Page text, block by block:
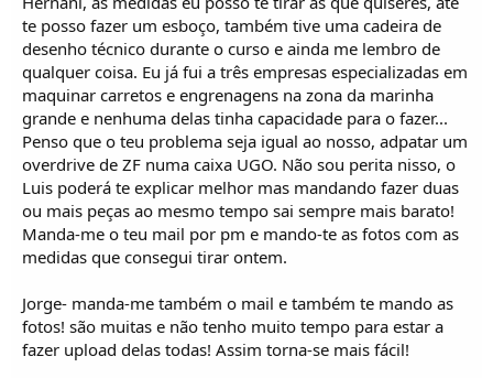
te posso fazer um esboço, também tive uma cadeira de
desenho técnico durante o curso e ainda me lembro de
qualquer coisa. Eu já fui a três empresas especializadas em
maquinar carretos e engrenagens na zona da marinha
grande e nenhuma delas tinha capacidade para o fazer...
Penso que o teu problema seja igual ao nosso, adpatar um
overdrive de ZF numa caixa UGO. Não sou perita nisso, o
Luis poderá te explicar melhor mas mandando fazer duas
ou mais peças ao mesmo tempo sai sempre mais barato!
Manda-me o teu mail por pm e mando-te as fotos com as
medidas que consegui tirar ontem.
Jorge- manda-me também o mail e também te mando as
fotos! são muitas e não tenho muito tempo para estar a
fazer upload delas todas! Assim torna-se mais fácil!